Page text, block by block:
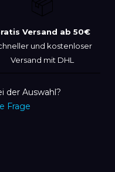
Versand ab 50€
und kostenloser
Versand mit DHL
der Auswahl?
Frage